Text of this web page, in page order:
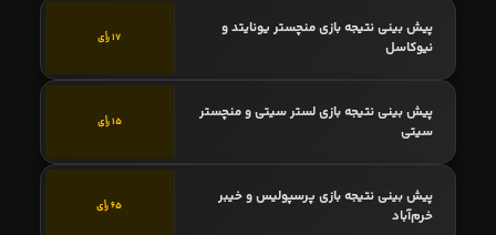
پیش بینی نتیجه بازی منچستر یونایتد و
نیوکاسل
17 رأی
پیش بینی نتیجه بازی لستر سیتی و منچستر
سیتی
15 رأی
پیش بینی نتیجه بازی پرسپولیس و خیبر
خرم‌آباد
65 رأی